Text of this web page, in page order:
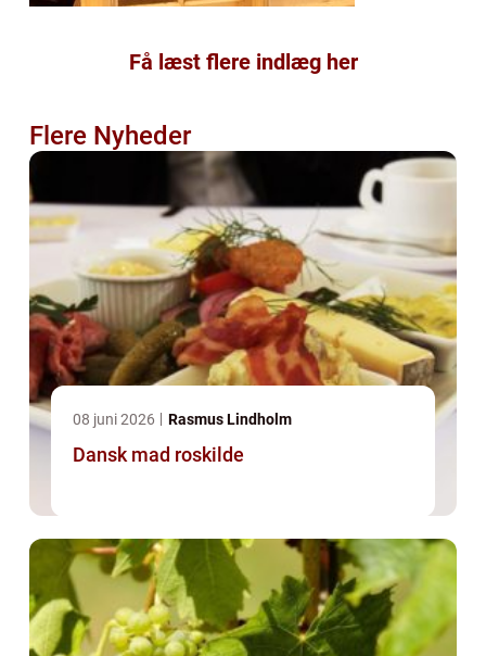
Få læst flere indlæg her
Flere Nyheder
08 juni 2026 Rasmus Lindholm
Dansk mad roskilde